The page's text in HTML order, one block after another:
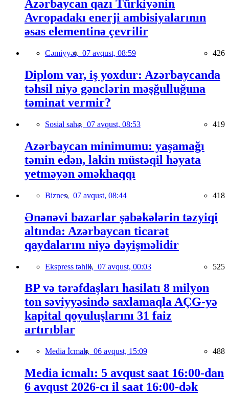
Azərbaycan qazı Türkiyənin
Avropadakı enerji ambisiyalarının
əsas elementinə çevrilir
Cəmiyyət, 07 avqust, 08:59 426
Diplom var, iş yoxdur: Azərbaycanda
təhsil niyə gənclərin məşğulluğuna
təminat vermir?
Sosial sahə, 07 avqust, 08:53 419
Azərbaycan minimumu: yaşamağı
təmin edən, lakin müstəqil həyata
yetməyən əməkhaqqı
Biznes, 07 avqust, 08:44 418
Ənənəvi bazarlar şəbəkələrin təzyiqi
altında: Azərbaycan ticarət
qaydalarını niyə dəyişməlidir
Ekspress təhlil, 07 avqust, 00:03 525
BP və tərəfdaşları hasilatı 8 milyon
ton səviyyəsində saxlamaqla AÇG-yə
kapital qoyuluşlarını 31 faiz
artırıblar
Media İcmalı, 06 avqust, 15:09 488
Media icmalı: 5 avqust saat 16:00-dan
6 avqust 2026-cı il saat 16:00-dək